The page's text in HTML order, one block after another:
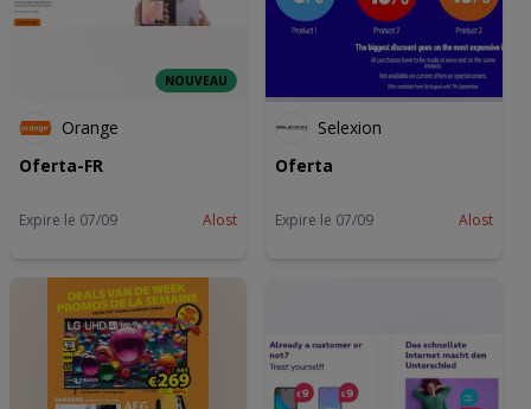
NOUVEAU
Orange
Oferta-FR
Expire le 07/09 Alost
Selexion
Oferta
Expire le 07/09 Alost